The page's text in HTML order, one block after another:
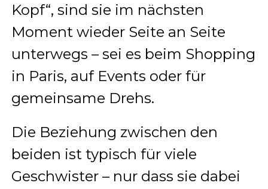
Kopf“, sind sie im nächsten
Moment wieder Seite an Seite
unterwegs – sei es beim Shopping
in Paris, auf Events oder für
gemeinsame Drehs.
Die Beziehung zwischen den
beiden ist typisch für viele
Geschwister – nur dass sie dabei